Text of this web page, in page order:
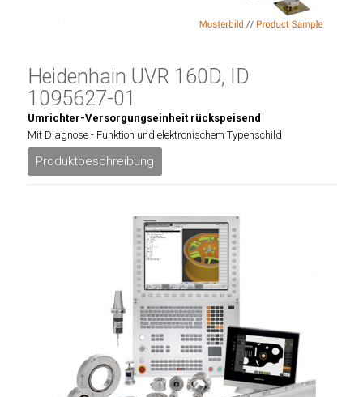
Heidenhain UVR 160D, ID
1095627-01
Umrichter-Versorgungseinheit rückspeisend
Mit Diagnose - Funktion und elektronischem Typenschild
Produktbeschreibung